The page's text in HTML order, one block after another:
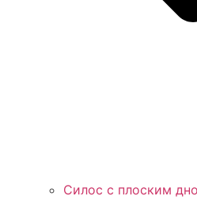
Силос с плоским